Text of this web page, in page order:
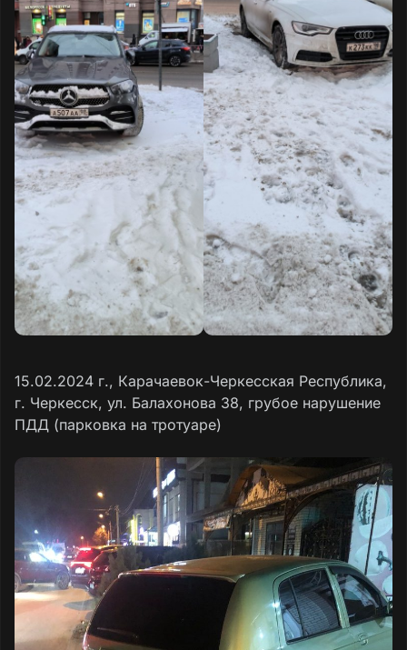
15.02.2024 г., Карачаевок-Черкесская Республика,
г. Черкесск, ул. Балахонова 38, грубое нарушение
ПДД (парковка на тротуаре)